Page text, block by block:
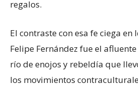
regalos.
El contraste con esa fe ciega en
Felipe Fernández fue el
río de enojos y rebeldía que
los movimientos